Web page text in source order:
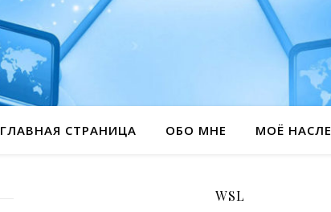
ГЛАВНАЯ СТРАНИЦА ОБО МНЕ МОЁ
WSL